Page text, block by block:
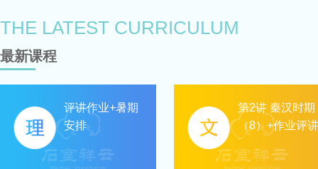
THE LATEST CURRICULUM
最新课程
评讲作业+暑期
安排
第2讲 秦汉时期
（8）+作业评讲